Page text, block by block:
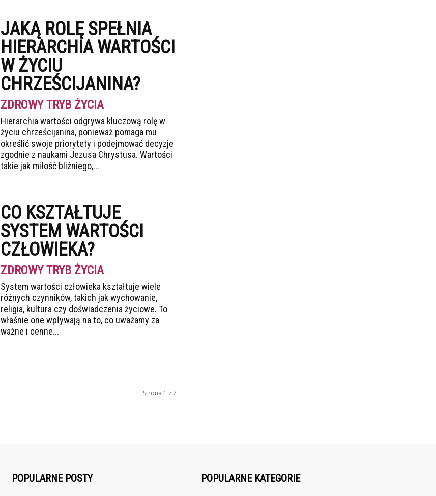
JAKĄ ROLĘ SPEŁNIA
HIERARCHIA WARTOŚCI
W ŻYCIU
CHRZEŚCIJANINA?
ZDROWY TRYB ŻYCIA
Hierarchia wartości odgrywa kluczową rolę w
życiu chrześcijanina, ponieważ pomaga mu
określić swoje priorytety i podejmować decyzje
zgodnie z naukami Jezusa Chrystusa. Wartości
takie jak miłość bliźniego,...
CO KSZTAŁTUJE
SYSTEM WARTOŚCI
CZŁOWIEKA?
ZDROWY TRYB ŻYCIA
System wartości człowieka kształtuje wiele
różnych czynników, takich jak wychowanie,
religia, kultura czy doświadczenia życiowe. To
właśnie one wpływają na to, co uważamy za
ważne i cenne...
Strona 1 z 7
POPULARNE POSTY POPULARNE KATEGORIE